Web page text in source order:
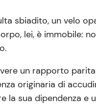
sbiadito, un velo
lei, è immobile:
un rapporto
originaria di
la sua dipendenza e